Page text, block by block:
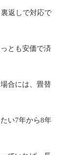
返しで対応で
とも安価で済
合には、畳替
い7年から8年